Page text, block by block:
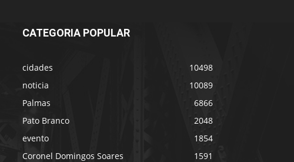
CATEGORIA POPULAR
cidades
10498
noticia
10089
Palmas
6866
Pato Branco
2048
evento
1854
Coronel Domingos Soares
1591